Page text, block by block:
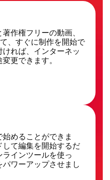
作権フリーの動画、
、すぐに制作を開始で
れば、インターネッ
更できます。
めることができま
て編集を開始するだ
インツールを使っ
ワーアップさせまし